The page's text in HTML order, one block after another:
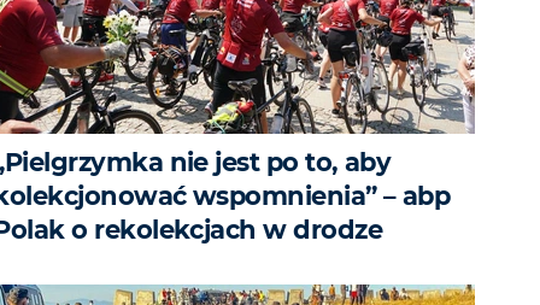
nie jest po to, aby
wspomnienia” – abp
o rekolekcjach w drodze